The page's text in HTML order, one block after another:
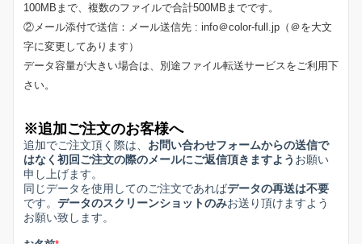
100MBまで、複数のファイルで合計500MBまでです。
②メール添付で送信：メール送信先 : info＠color-full.jp（＠を大文
字に変更してあります）
データ容量が大きい場合は、別途ファイル転送サービスをご利用下
さい。